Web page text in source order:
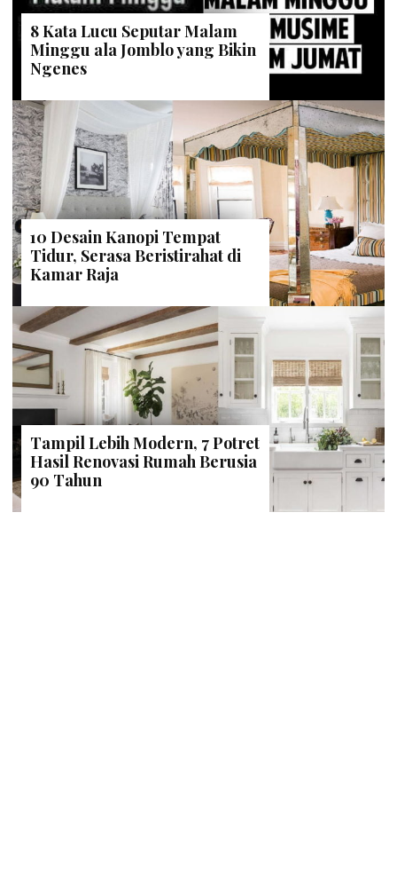
8 Kata Lucu Seputar Malam
Minggu ala Jomblo yang Bikin
Ngenes
10 Desain Kanopi Tempat
Tidur, Serasa Beristirahat di
Kamar Raja
Tampil Lebih Modern, 7 Potret
Hasil Renovasi Rumah Berusia
90 Tahun